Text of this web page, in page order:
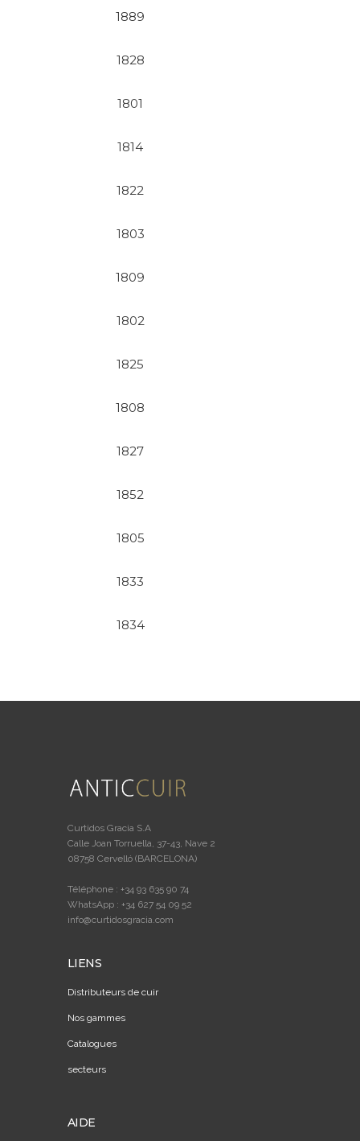
1889
1828
1801
1814
1822
1803
1809
1802
1825
1808
1827
1852
1805
1833
1834
Curtidos Gracia S.A
Calle Joan Torruella, 37-43, Nave 2
08758 Cervelló (BARCELONA)
Téléphone : +34 93 635 90 74
WhatsApp : +34 627 54 09 52
info@curtidosgracia.com
LIENS
Distributeurs de cuir
Nos gammes
Catalogues
secteurs
AIDE